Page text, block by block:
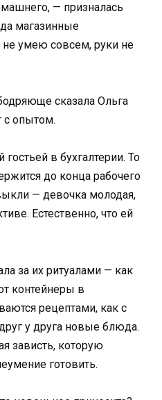
— призналась
магазинные
не умею совсем, руки не
сказала Ольга
с опытом.
гостьей в бухгалтерии. То
до конца рабочего
— девочка молодая,
Естественно, что ей
за их ритуалами — как
контейнеры в
рецептами, как с
у друга новые блюда.
зависть, которую
готовить.